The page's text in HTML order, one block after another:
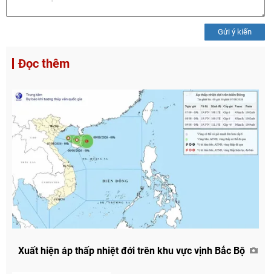
Gửi ý kiến
Đọc thêm
Xuất hiện áp thấp nhiệt đới trên khu vực vịnh Bắc Bộ